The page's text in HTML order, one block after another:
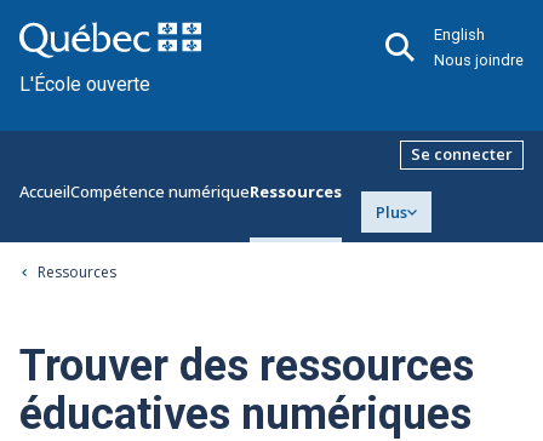
L'École ouverte
English
Nous joindre
AccueilCompétence numériqueRessources
Plus
Se connecter
Ressources
Trouver des ressources
éducatives numériques